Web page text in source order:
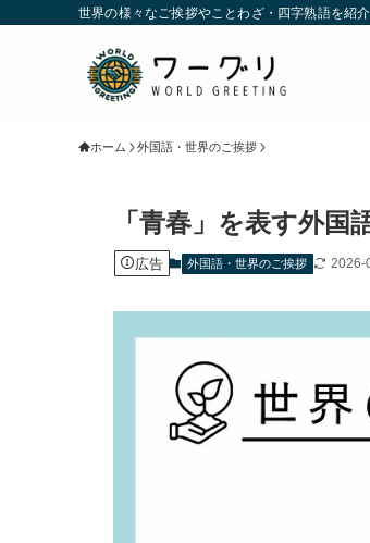
世界の様々なご挨拶やことわざ・四字熟語を紹
ホーム 外国語・世界のご挨拶
「青春」を表す外
広告 外国語・世界のご挨拶 2026-